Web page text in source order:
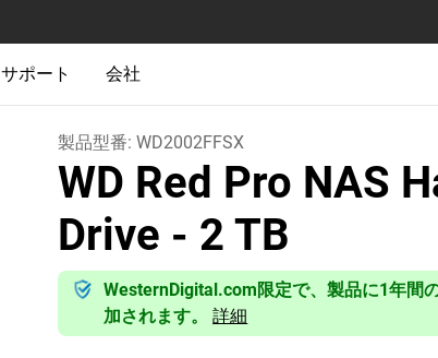
サポート 会社
製品型番:WD2002FFSX
WD Red Pro NAS
Drive - 2 TB
WesternDigital.com限定で、製品に1年間
加されます。
詳細